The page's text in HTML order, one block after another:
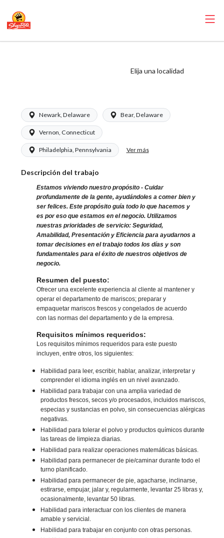
Elija una localidad
Newark, Delaware Bear, Delaware
Vernon, Connecticut
Philadelphia, Pennsylvania Ver más
Descripción del trabajo
Estamos viviendo nuestro propósito - Cuidar
profundamente de la gente, ayudándoles a comer bien y
ser felices. Este propósito guía todo lo que hacemos y
es por eso que estamos en el negocio. Utilizamos
nuestras prioridades de servicio: Seguridad,
Amabilidad, Presentación y Eficiencia para ayudarnos a
tomar decisiones en el trabajo todos los días y son
fundamentales para el éxito de nuestros objetivos de
negocio.
Resumen del puesto:
Ofrecer una excelente experiencia al cliente al mantener y
operar el departamento de mariscos; preparar y
empaquetar mariscos frescos y congelados de acuerdo
con las normas del departamento y de la empresa.
Requisitos mínimos requeridos:
Los requisitos mínimos requeridos para este puesto
incluyen, entre otros, los siguientes:
Habilidad para leer, escribir, hablar, analizar, interpretar y
comprender el idioma inglés en un nivel avanzado.
Habilidad para trabajar con una amplia variedad de
productos frescos, secos y/o procesados, incluidos mariscos,
especias y sustancias en polvo, sin consecuencias alérgicas
negativas.
Habilidad para tolerar el polvo y productos químicos durante
las tareas de limpieza diarias.
Habilidad para realizar operaciones matemáticas básicas.
Habilidad para permanecer de pie/caminar durante todo el
turno planificado.
Habilidad para permanecer de pie, agacharse, inclinarse,
estirarse, empujar, jalar y, regularmente, levantar 25 libras y,
ocasionalmente, levantar 50 libras.
Habilidad para interactuar con los clientes de manera
amable y servicial.
Habilidad para trabajar en conjunto con otras personas.